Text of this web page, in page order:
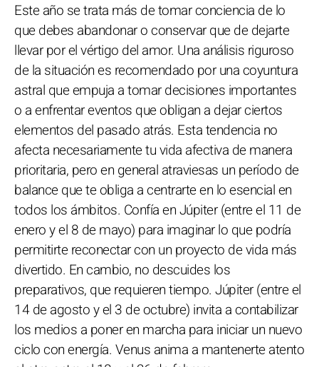
Este año se trata más de tomar conciencia de lo
que debes abandonar o conservar que de dejarte
llevar por el vértigo del amor. Una análisis riguroso
de la situación es recomendado por una coyuntura
astral que empuja a tomar decisiones importantes
o a enfrentar eventos que obligan a dejar ciertos
elementos del pasado atrás. Esta tendencia no
afecta necesariamente tu vida afectiva de manera
prioritaria, pero en general atraviesas un período de
balance que te obliga a centrarte en lo esencial en
todos los ámbitos. Confía en Júpiter (entre el 11 de
enero y el 8 de mayo) para imaginar lo que podría
permitirte reconectar con un proyecto de vida más
divertido. En cambio, no descuides los
preparativos, que requieren tiempo. Júpiter (entre el
14 de agosto y el 3 de octubre) invita a contabilizar
los medios a poner en marcha para iniciar un nuevo
ciclo con energía. Venus anima a mantenerte atento